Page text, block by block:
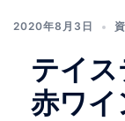
2020年8月3日
テイ
赤ワイ